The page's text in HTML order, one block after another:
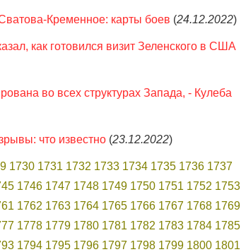
Кременное: карты боев (24.12.2022)
как готовился визит Зеленского в США
во всех структурах Запада, - Кулеба
что известно (23.12.2022)
1730 1731 1732 1733 1734 1735 1736 1737
1746 1747 1748 1749 1750 1751 1752 1753
1762 1763 1764 1765 1766 1767 1768 1769
1778 1779 1780 1781 1782 1783 1784 1785
1794 1795 1796 1797 1798 1799 1800 1801